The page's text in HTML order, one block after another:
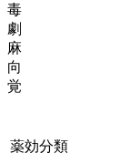
毒
劇
麻
向
覚
薬効分類